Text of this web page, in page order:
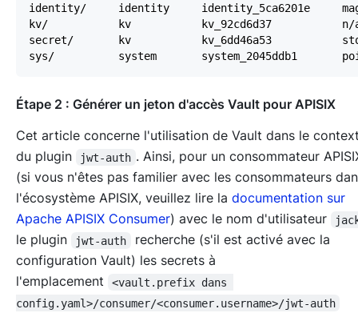
Étape 2 : Générer un jeton d'accès Vault pour APISIX
Cet article concerne l'utilisation de Vault dans le
du plugin
jwt-auth . Ainsi, pour un consommateur
(si vous n'êtes pas familier avec les consommateurs
l'écosystème APISIX, veuillez lire la documentation sur
Apache APISIX Consumer) avec le nom d'utilisateur
le plugin jwt-auth
recherche (s'il est activé avec la
configuration Vault) les secrets à
l'emplacement
<vault.prefix dans
config.yaml>/consumer/<consumer.username>/jwt-auth